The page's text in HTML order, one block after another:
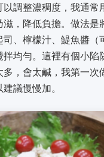
以調整濃稠度，我通常
滋，降低負擔。做法是
司、檸檬汁、鯷魚醬（
拌均勻。這裡有個小陷
多，會太鹹，我第一次
議慢慢加。